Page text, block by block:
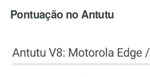
Pontuação no Antutu